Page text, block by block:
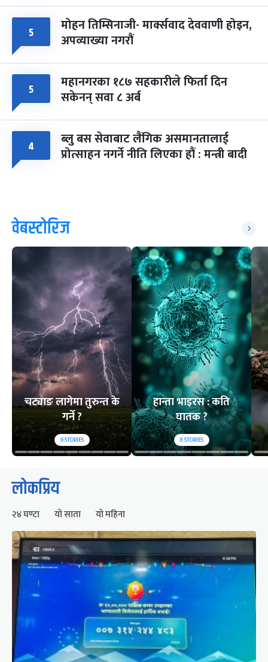
५ मोहन तिम्सिनाजी- मार्क्सवाद देववाणी होइन,
अपव्याख्या नगरौं
५ महानगरका १८७ सहकारीले फिर्ता दिन
सकेनन् सवा ८ अर्ब
४ ब्लु बस सेवाबाट लैंगिक असमानतालाई
प्रोत्साहन नगर्ने नीति लिएका हौं : मन्त्री बादी
वेबस्टोरिज
चट्याङ लागेमा तुरुन्त के
गर्ने ?
9STORIES
हान्ता भाइरस : कति
घातक ?
8STORIES
लोकप्रिय
२४ घण्टा यो साता यो महिना